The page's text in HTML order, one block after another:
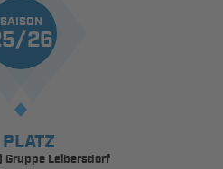
SAISON
26
PLATZ
Gruppe Leibersdorf